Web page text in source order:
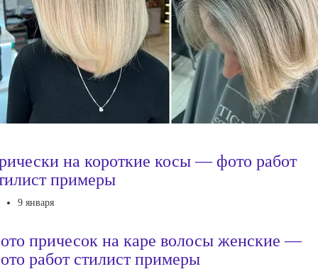
на короткие косы — фото работ
примеры
9 января
причесок на каре волосы женские —
работ стилист примеры